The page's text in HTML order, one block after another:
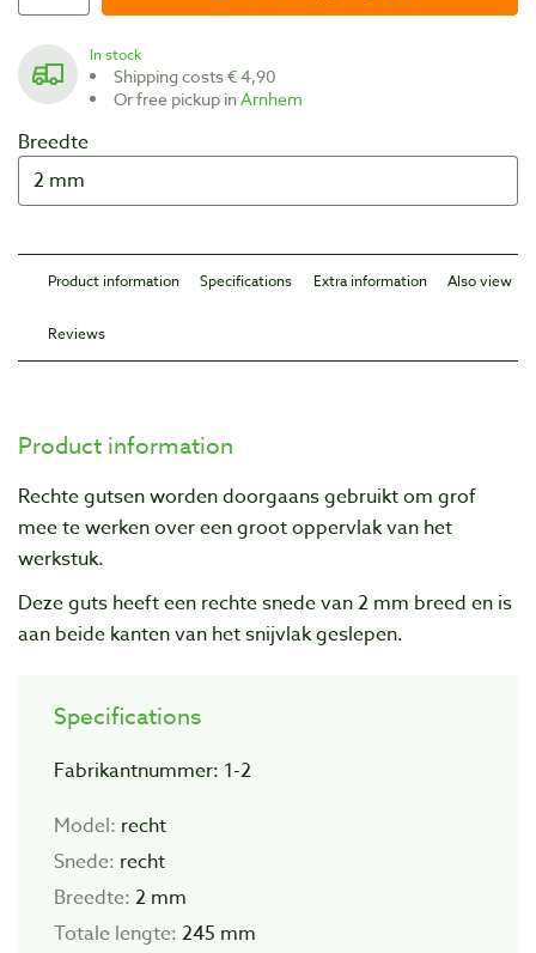
In stock
Shipping costs € 4,90
Or free pickup inArnhem
Breedte
Product information Specifications Extra information Also view
Reviews
Product information
Rechte gutsen worden doorgaans gebruikt om grof
mee te werken over een groot oppervlak van het
werkstuk.
Deze guts heeft een rechte snede van 2 mm breed en is
aan beide kanten van het snijvlak geslepen.
Specifications
Fabrikantnummer: 1-2
Model: recht
Snede: recht
Breedte: 2 mm
Totale lengte: 245 mm